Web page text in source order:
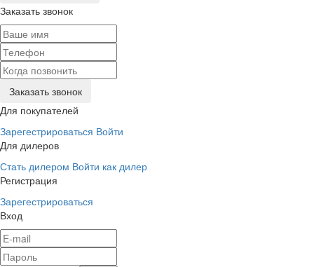
Заказать звонок
Для покупателей
Зарегестрироваться Войти
Для дилеров
Стать дилером Войти как дилер
Регистрация
Зарегестрироваться
Вход